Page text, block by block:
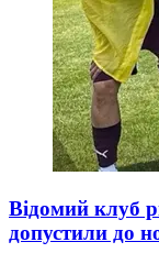
Відомий клуб
допустили до